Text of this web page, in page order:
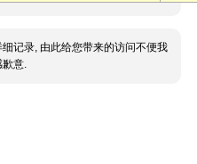
记录, 由此给您带来的访问不便我
歉意.